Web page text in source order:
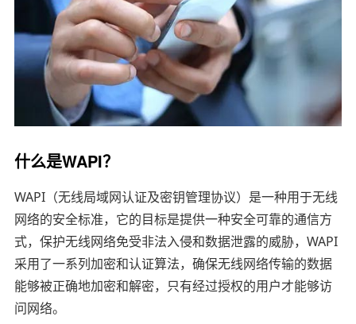
什么是WAPI？
WAPI（无线局域网认证及密钥管理协议）是一种用于无线
网络的安全标准，它的目标是提供一种安全可靠的通信方
式，保护无线网络免受非法入侵和数据泄露的威胁，WAPI
采用了一系列加密和认证算法，确保无线网络传输的数据
能够被正确地加密和解密，只有经过授权的用户才能够访
问网络。